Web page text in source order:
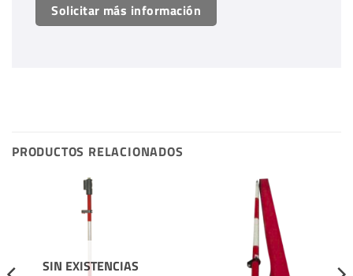
Solicitar más información
PRODUCTOS RELACIONADOS
SIN EXISTENCIAS